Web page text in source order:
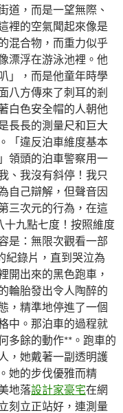
道，而是一望無際、
裡的空氣聞起來像是
混合物，而重力似乎
漂浮在游泳池裡。他
」，而是他童年時學
八方傳來了刺耳的剎
白色安全帽的人朝他
長長的測量尺和巨大
「違反泊車維度基本
領頭的泊車警察用一
、我沒有斜停！我只
自己辯解，但聲音因
三次元的行為，在這
九點七度！按照維度
是：無限次觀看一部
紀錄片，直到哭泣為
開出來的黑色跑車，
輪胎發出令人陶醉的
，精準地停進了一個
中。那泊車的過程就
多餘的動作**。跑車的
，她戴著一副透明護
她的步伐優雅而精
地落設計家豪宅在網
刻立正站好，連測量